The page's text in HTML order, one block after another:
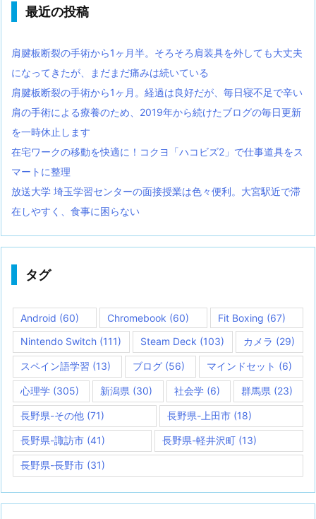
最近の投稿
肩腱板断裂の手術から1ヶ月半。そろそろ肩装具を外しても大丈夫
になってきたが、まだまだ痛みは続いている
肩腱板断裂の手術から1ヶ月。経過は良好だが、毎日寝不足で辛い
肩の手術による療養のため、2019年から続けたブログの毎日更新
を一時休止します
在宅ワークの移動を快適に！コクヨ「ハコビズ2」で仕事道具をス
マートに整理
放送大学 埼玉学習センターの面接授業は色々便利。大宮駅近で滞
在しやすく、食事に困らない
タグ
Android (60) Chromebook (60) Fit Boxing (67)
Nintendo Switch (111) Steam Deck (103) カメラ (29)
スペイン語学習 (13) ブログ (56) マインドセット (6)
心理学 (305) 新潟県 (30) 社会学(6) 群馬県 (23)
長野県-その他 (71) 長野県-上田市(18)
長野県-諏訪市 (41) 長野県-軽井沢町 (13)
長野県-長野市 (31)